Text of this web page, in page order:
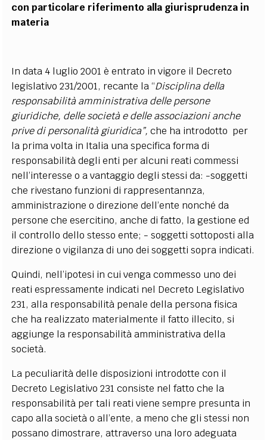
con particolare riferimento alla giurisprudenza in
materia
In data 4 luglio 2001 è entrato in vigore il Decreto
legislativo 231/2001, recante la “Disciplina della
responsabilità amministrativa delle persone
giuridiche, delle società e delle associazioni anche
prive di personalità giuridica”,che ha introdotto per
la prima volta in Italia una specifica forma di
responsabilità degli enti per alcuni reati commessi
nell’interesse o a vantaggio degli stessi da: -soggetti
che rivestano funzioni di rappresentannza,
amministrazione o direzione dell’ente nonché da
persone che esercitino, anche di fatto, la gestione ed
il controllo dello stesso ente; - soggetti sottoposti alla
direzione o vigilanza di uno dei soggetti sopra indicati.
Quindi, nell’ipotesi in cui venga commesso uno dei
reati espressamente indicati nel Decreto Legislativo
231, alla responsabilità penale della persona fisica
che ha realizzato materialmente il fatto illecito, si
aggiunge la responsabilità amministrativa della
società.
La peculiarità delle disposizioni introdotte con il
Decreto Legislativo 231 consiste nel fatto che la
responsabilità per tali reati viene sempre presunta in
capo alla società o all’ente, a meno che gli stessi non
possano dimostrare, attraverso una loro adeguata